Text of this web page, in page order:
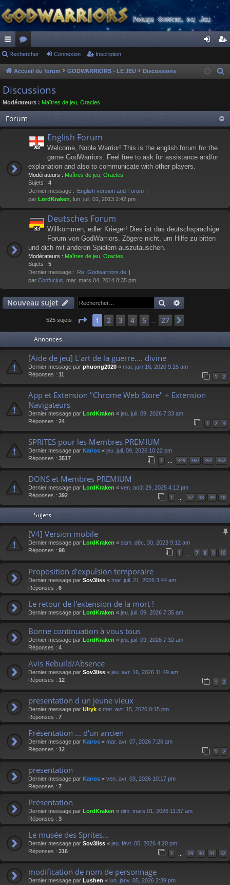
ac
co
ur
ci
s
or
u
s
ne cri
Rechercher Connexion Inscription
Accueil du forum GODWARRIORS - LE JEU Discussions
r
Discussions
Modérateurs : Maîtres de jeu Oracles
Forum
English Forum
Welcome, Noble Warrior! This is the english forum for the
game GodWarriors. Feel free to ask for assistance and/or
explanation and also to communicate with other players.
Modérateurs : Maîtres de jeu Oracles
Sujets : 4
Dernier message : English version and Forum
par LordKraken , lun. juil. 01, 2013 2:42 pm
Deutsches Forum
Willkommen, edler Krieger! Dies ist das deutschsprachige
Forum von GodWarriors. Zögere nicht, um Hilfe zu bitten
und dich mit anderen Spielern auszutauschen.
Modérateurs : Maîtres de jeu Oracles
Sujets : 5
Dernier message : Re: Godwarriors.de
par Confucius , mar. mars 04, 2014 8:35 pm
Nouveau sujet Rechercher
525 sujets Page 1sur 27
1 2 3 4 5 27
Annonces
[Aide de jeu] L'art de la guerre.... divine
Dernier message par phuong2020 « mar. juin 16, 2020 9:15 am
Réponses : 11 1 2
App et Extension "Chrome Web Store" + Extension
Navigateurs
Dernier message par LordKraken « jeu. juil. 09, 2026 7:33 am
Réponses : 24 1 2 3
SPRITES pour les Membres PREMIUM
Dernier message par Kaïros « jeu. juil. 09, 2026 10:22 pm
Réponses : 3517 1 … 349 350 351 352
DONS et Membres PREMIUM
Dernier message par LordKraken « ven. août 29, 2025 4:12 pm
Réponses : 392 1 … 37 38 39 40
Sujets
[V4] Version mobile
Dernier message par LordKraken « sam. déc. 30, 2023 9:12 am
Réponses : 98 1 7 8 9 10
Proposition d'expulsion temporaire
Dernier message par Sov3liss « mar. juil. 21, 2026 3:44 am
Réponses : 6
Le retour de l'extension de la mort !
Dernier message par LordKraken « jeu. juil. 09, 2026 7:35 am
Bonne continuation à vous tous
Dernier message par LordKraken « jeu. juil. 09, 2026 7:32 am
Réponses : 4
Avis Rebuild/Absence
Dernier message par Sov3liss « jeu. avr. 16, 2026 11:49 am
Réponses : 12 1 2
presentation d un jeune vieux
Dernier message par Ulryk « mer. avr. 15, 2026 8:15 pm
Réponses : 7
Présentation ... d'un ancien
Dernier message par Kaïros « mar. avr. 07, 2026 7:26 am
Réponses : 12 1 2
presentation
Dernier message par Kaïros « ven. avr. 03, 2026 10:17 pm
Réponses : 7
Présentation
Dernier message par LordKraken « dim. mars 01, 2026 11:37 am
Réponses : 3
Le musée des Sprites...
Dernier message par Sov3liss « jeu. févr. 05, 2026 4:20 pm
Réponses : 316 1 29 30 31 32
modification de nom de personnage
Dernier message par Lushen « lun. janv. 05, 2026 2:39 pm